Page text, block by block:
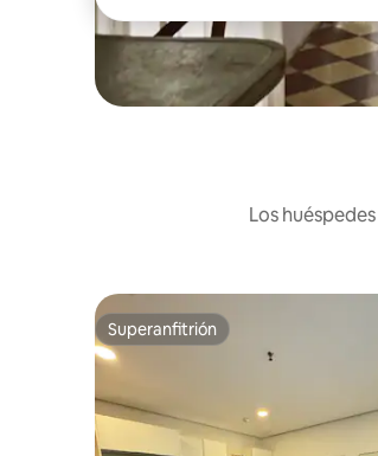
Los
Superanfitrión
Superanfitrión